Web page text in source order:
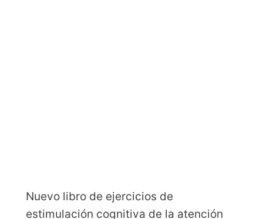
Nuevo libro de ejercicios de
estimulación cognitiva de la atención